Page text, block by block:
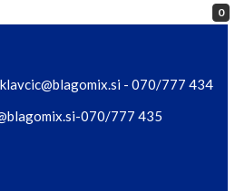
- 070/777 434
070/777 435
0